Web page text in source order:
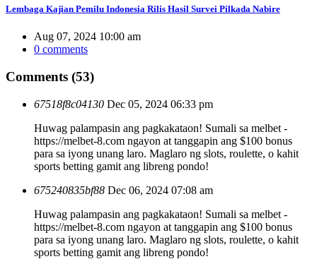
Lembaga Kajian Pemilu Indonesia Rilis Hasil Survei Pilkada Nabire
Aug 07, 2024 10:00 am
0 comments
Comments (53)
67518f8c04130 Dec 05, 2024 06:33 pm
Huwag palampasin ang pagkakataon! Sumali sa melbet -
https://melbet-8.com ngayon at tanggapin ang $100 bonus
para sa iyong unang laro. Maglaro ng slots, roulette, o kahit
sports betting gamit ang libreng pondo!
675240835bf88 Dec 06, 2024 07:08 am
Huwag palampasin ang pagkakataon! Sumali sa melbet -
https://melbet-8.com ngayon at tanggapin ang $100 bonus
para sa iyong unang laro. Maglaro ng slots, roulette, o kahit
sports betting gamit ang libreng pondo!